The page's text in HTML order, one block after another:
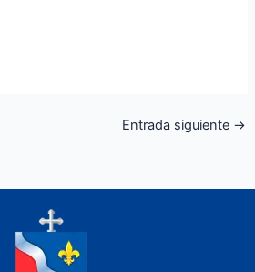
Entrada siguiente →